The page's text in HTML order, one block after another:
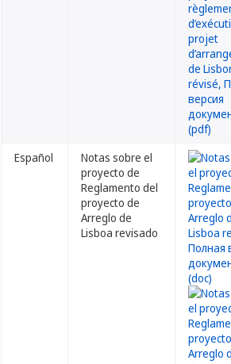
Español
Notas sobre el
proyecto de
Reglamento del
proyecto de
Arreglo de
Lisboa revisado